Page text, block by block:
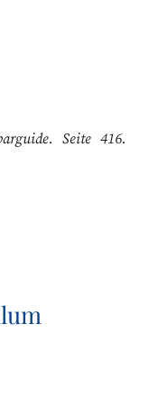
Seite 416.